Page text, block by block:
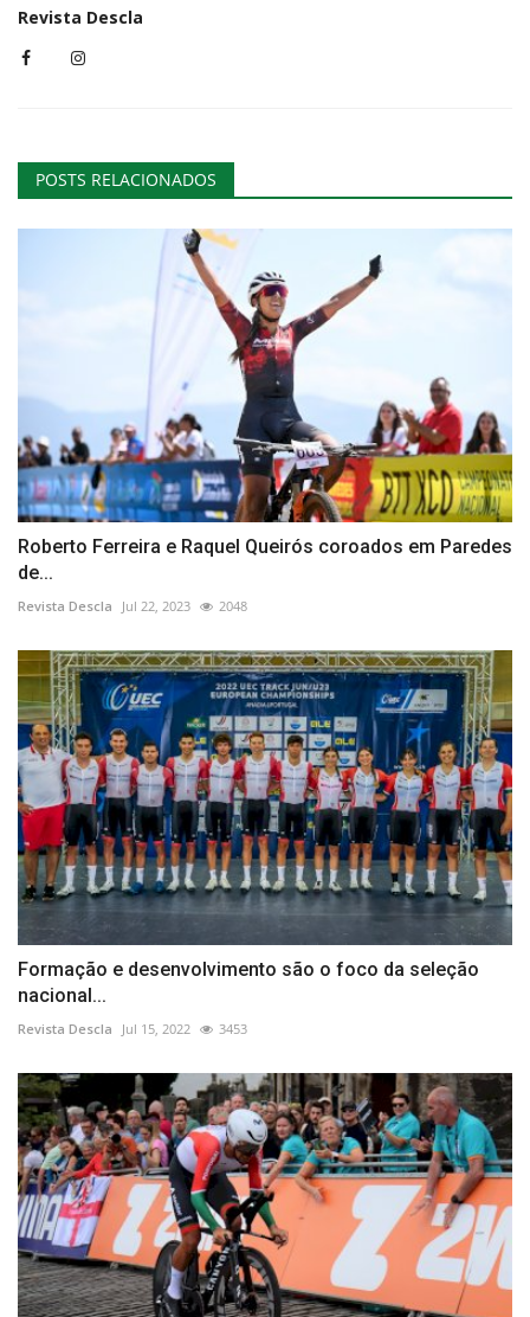
Revista Descla
POSTS RELACIONADOS
Roberto Ferreira e Raquel Queirós coroados em Paredes
de...
Revista Descla Jul 22, 2023 2048
Formação e desenvolvimento são o foco da seleção
nacional...
Revista Descla Jul 15, 2022 3453